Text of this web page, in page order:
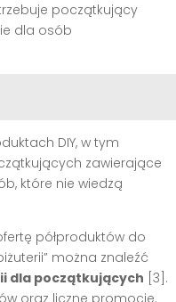
początkujący
dla osób
DIY, w tym
zawierające
które nie wiedzą
półproduktów do
można znaleźć
dla początkujących [3].